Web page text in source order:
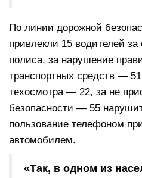
По линии дорожной
привлекли 15 водителей за
полиса, за нарушение
транспортных средств —
техосмотра — 22, за не
безопасности — 55
пользование телефоном
автомобилем.
«Так, в одном из